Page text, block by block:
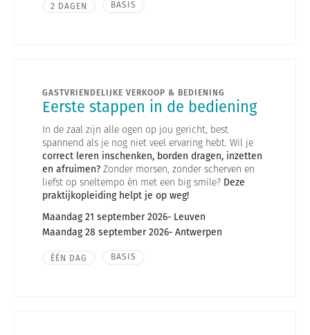
2 DAGEN BASIS
GASTVRIENDELIJKE VERKOOP & BEDIENING
Eerste stappen in de bediening
In de zaal zijn alle ogen op jou gericht, best
spannend als je nog niet veel ervaring hebt. Wil je
correct leren inschenken, borden dragen, inzetten
en afruimen? Zonder morsen, zonder scherven en
liefst op sneltempo én met een big smile? Deze
praktijkopleiding helpt je op weg!
Maandag 21 september 2026 Leuven
Maandag 28 september 2026 Antwerpen
ÉÉN DAG BASIS